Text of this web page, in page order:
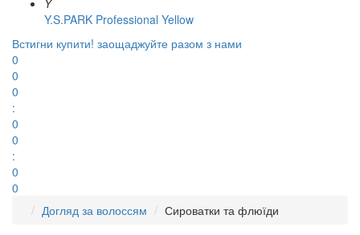
Y
Y.S.PARK Professional Yellow
Встигни купити! заощаджуйте разом з нами
0
0
0
:
0
0
:
0
0
Догляд за волоссям
Сироватки та флюїди